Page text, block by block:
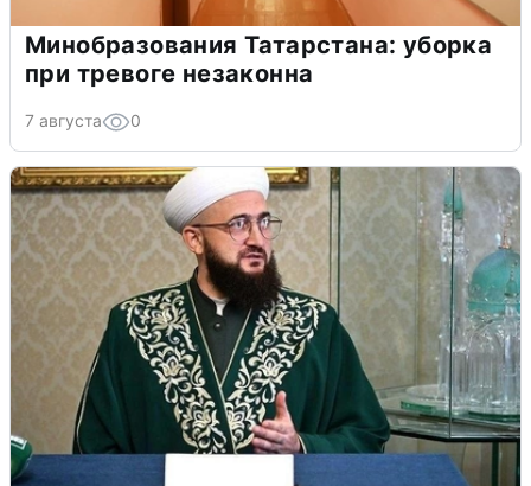
Минобразования Татарстана: уборка
при тревоге незаконна
7 августа 0